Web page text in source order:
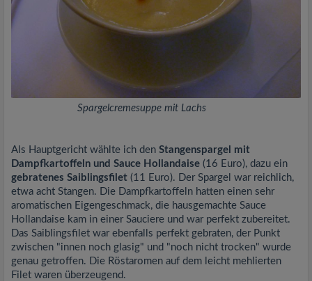
Spargelcremesuppe mit Lachs
Als Hauptgericht wählte ich den Stangenspargel mit
Dampfkartoffeln und Sauce Hollandaise (16 Euro), dazu ein
gebratenes Saiblingsfilet (11 Euro). Der Spargel war reichlich,
etwa acht Stangen. Die Dampfkartoffeln hatten einen sehr
aromatischen Eigengeschmack, die hausgemachte Sauce
Hollandaise kam in einer Sauciere und war perfekt zubereitet.
Das Saiblingsfilet war ebenfalls perfekt gebraten, der Punkt
zwischen "innen noch glasig" und "noch nicht trocken" wurde
genau getroffen. Die Röstaromen auf dem leicht mehlierten
Filet waren überzeugend.